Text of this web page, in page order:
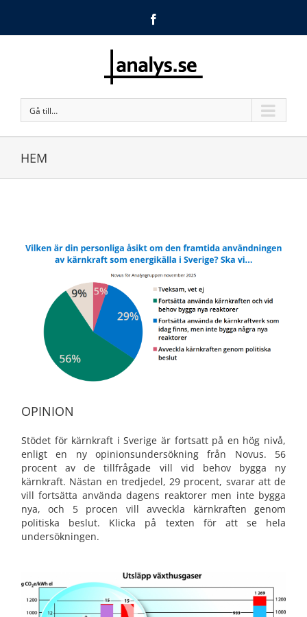
Gå till…
HEM
OPINION
Stödet för kärnkraft i Sverige är fortsatt på en hög nivå,
enligt en ny opinionsundersökning från Novus. 56
procent av de tillfrågade vill vid behov bygga ny
kärnkraft. Nästan en tredjedel, 29 procent, svarar att de
vill fortsätta använda dagens reaktorer men inte bygga
nya, och 5 procen vill avveckla kärnkraften genom
politiska beslut. Klicka på texten för att se hela
undersökningen.